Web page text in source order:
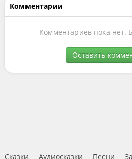
Комментарии
Комментариев пока нет.
Оставить
Сказки Аудиосказки Песни